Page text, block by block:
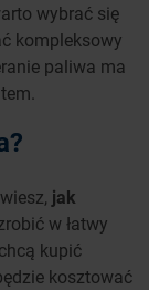
wybrać się
kompleksowy
paliwa ma
jak
w łatwy
kupić
kosztować